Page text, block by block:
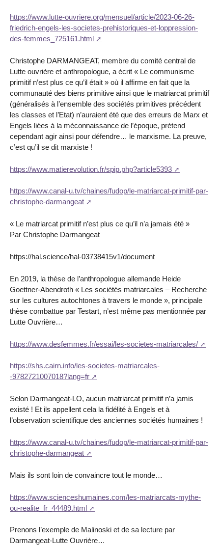
https://www.lutte-ouvriere.org/mensuel/article/2023-06-26-
friedrich-engels-les-societes-prehistoriques-et-loppression-
des-femmes_725161.html
Christophe DARMANGEAT, membre du comité central de
Lutte ouvrière et anthropologue, a écrit « Le communisme
primitif n’est plus ce qu’il était » où il affirme en fait que la
communauté des biens primitive ainsi que le matriarcat primitif
(généralisés à l’ensemble des sociétés primitives précédent
les classes et l’Etat) n’auraient été que des erreurs de Marx et
Engels liées à la méconnaissance de l’époque, prétend
cependant agir ainsi pour défendre… le marxisme. La preuve,
c’est qu’il se dit marxiste !
https://www.matierevolution.fr/spip.php?article5393
https://www.canal-u.tv/chaines/fudop/le-matriarcat-primitif-par-
christophe-darmangeat
« Le matriarcat primitif n’est plus ce qu’il n’a jamais été »
Par Christophe Darmangeat
https://hal.science/hal-03738415v1/document
En 2019, la thèse de l’anthropologue allemande Heide
Goettner-Abendroth « Les sociétés matriarcales – Recherche
sur les cultures autochtones à travers le monde », principale
thèse combattue par Testart, n’est même pas mentionnée par
Lutte Ouvrière…
https://www.desfemmes.fr/essai/les-societes-matriarcales/
https://shs.cairn.info/les-societes-matriarcales-
-9782721007018?lang=fr
Selon Darmangeat-LO, aucun matriarcat primitif n’a jamis
existé ! Et ils appellent cela la fidélité à Engels et à
l’observation scientifique des anciennes sociétés humaines !
https://www.canal-u.tv/chaines/fudop/le-matriarcat-primitif-par-
christophe-darmangeat
Mais ils sont loin de convaincre tout le monde…
https://www.scienceshumaines.com/les-matriarcats-mythe-
ou-realite_fr_44489.html
Prenons l’exemple de Malinoski et de sa lecture par
Darmangeat-Lutte Ouvrière…